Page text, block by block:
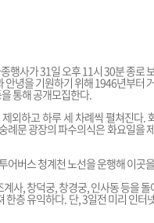
행사가 31일 오후 11시 30분 종로
녕을 기원하기 위해 1946년부터
통해 공개모집한다.
외하고 하루 세 차례씩 펼쳐진다.
례문 광장의 파수의식은 화요일을
버스 청계천 노선을 운행해 이곳
사, 창덕궁, 창경궁, 인사동 등을 돌
층 유익하다. 단, 3일전 미리 인터